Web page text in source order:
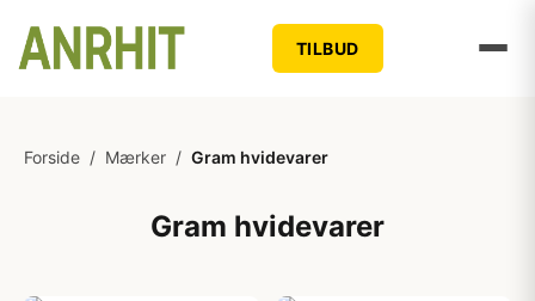
TILBUD
Forside / Mærker / Gram hvidevarer
Gram hvidevarer